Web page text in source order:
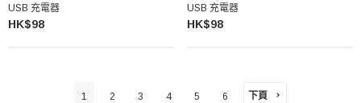
USB 充電器
HK$98
USB 充電器
HK$98
1 2 3 4 5 6 下頁